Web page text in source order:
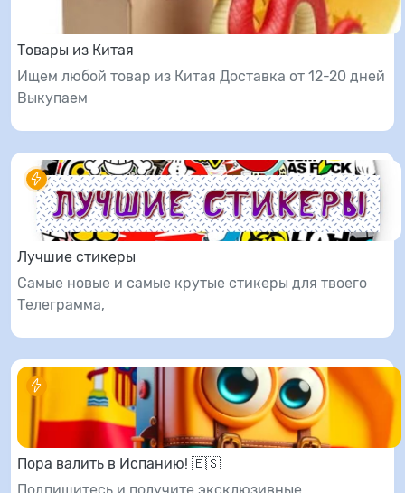
Товары из Китая
Ищем любой товар из Китая Доставка от 12-20 дней
Выкупаем
Лучшие стикеры
Самые новые и самые крутые стикеры для твоего
Телеграмма,
Пора валить в Испанию! 🇪🇸